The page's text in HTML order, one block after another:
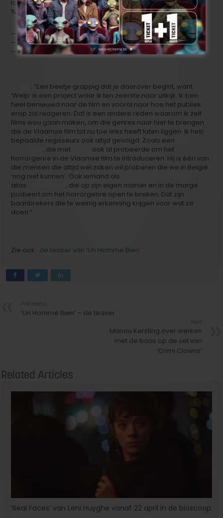
langspeelfilm die ik wil gaan draaien, wil ik in ieder geval 100
% voor Vlaams gaan.”
Maar het zal je niet gegeven zijn om de eerste Vlaamse
horrorlangspeelfilm te draaien. Jonas Govaerts gaat deze
zomer de film ‘Welp’ maken.
: “Een beetje grappig dat je daarover begint, want
‘Welp’ is een project waar ik ten zeerste naar uitkijk. Ik ben
heel benieuwd naar de film en vooral naar hoe het publiek
erop zal reageren. Dat is een andere reden waarom ik zelf
films wou gaan maken, om die genres naar hier te brengen
die de Vlaamse film tot nu toe links heeft laten liggen. Ik heb
bepaalde regisseurs ook altijd gevolgd. Zoals een
, die met
ook al probeerde om het
horrorgenre in de Vlaamse film te introduceren. Hij is één van
die mensen die altijd wel zaken wil proberen die we in België
‘nog niet kunnen’. Ook iemand als
,
alias
, die op zijn eigen manier en in de marge
probeert om het horrorgenre open te breken. Dat zijn
baanbrekers die te weinig erkenning krijgen voor wat ze
doen.”
Zie ook : de teaser van ‘Un Homme Bien’
‘Un Homme Bien’ – de teaser
Manou Kersting over werken
met de baas op de set van
‘Crimi Clowns’
Related Articles
‘Real Faces’ van Leni Huyghe vanaf 22 april in de bioscoop